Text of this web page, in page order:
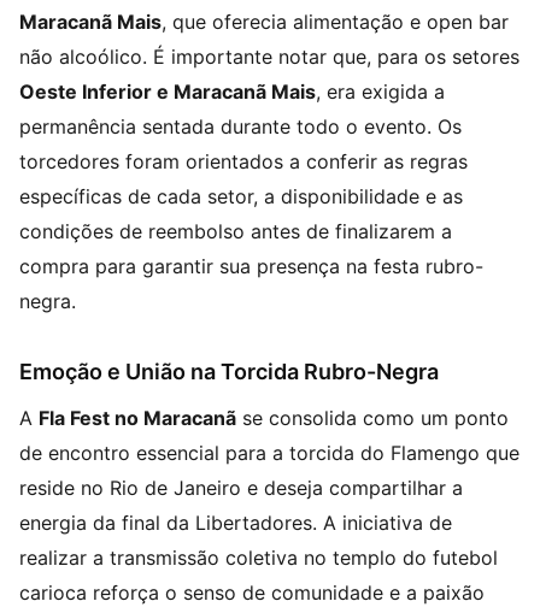
Maracanã Mais, que oferecia alimentação e open bar
não alcoólico. É importante notar que, para os setores
Oeste Inferior e Maracanã Mais, era exigida a
permanência sentada durante todo o evento. Os
torcedores foram orientados a conferir as regras
específicas de cada setor, a disponibilidade e as
condições de reembolso antes de finalizarem a
compra para garantir sua presença na festa rubro-
negra.
Emoção e União na Torcida Rubro-Negra
A Fla Fest no Maracanã se consolida como um ponto
de encontro essencial para a torcida do Flamengo que
reside no Rio de Janeiro e deseja compartilhar a
energia da final da Libertadores. A iniciativa de
realizar a transmissão coletiva no templo do futebol
carioca reforça o senso de comunidade e a paixão